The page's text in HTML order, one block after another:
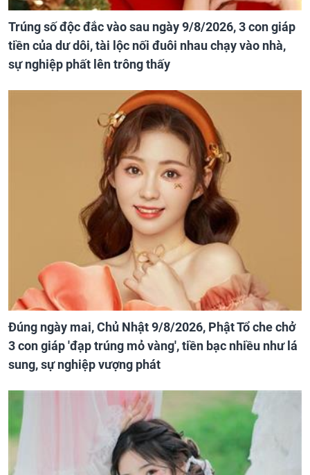
Trúng số độc đắc vào sau ngày 9/8/2026, 3 con giáp
tiền của dư dôi, tài lộc nối đuôi nhau chạy vào nhà,
sự nghiệp phất lên trông thấy
Đúng ngày mai, Chủ Nhật 9/8/2026, Phật Tổ che chở
3 con giáp 'đạp trúng mỏ vàng', tiền bạc nhiều như lá
sung, sự nghiệp vượng phát